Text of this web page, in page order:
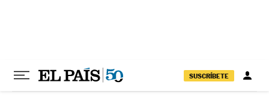
SUSCRÍBETE